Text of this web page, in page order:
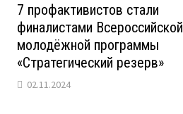
7 профактивистов стали
финалистами Всероссийской
молодёжной программы
«Стратегический резерв»
02.11.2024